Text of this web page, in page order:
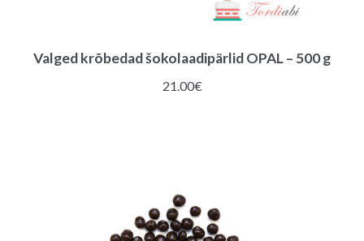
Valged krõbedad šokolaadipärlid OPAL – 500 g
21.00€